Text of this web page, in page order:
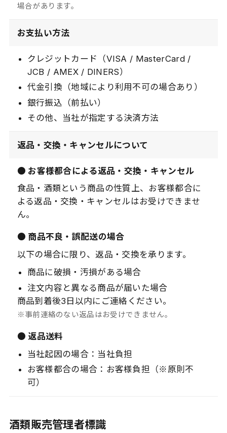
場合があります。
お支払い方法
クレジットカード（VISA / MasterCard /
JCB / AMEX / DINERS）
代金引換（地域により利用不可の場合あり）
銀行振込（前払い）
その他、当社が指定する決済方法
返品・交換・キャンセルについて
● お客様都合による返品・交換・キャンセル
食品・酒類という商品の性質上、お客様都合に
よる返品・交換・キャンセルはお受けできませ
ん。
● 商品不良・誤配送の場合
以下の場合に限り、返品・交換を承ります。
商品に破損・汚損がある場合
注文内容と異なる商品が届いた場合
商品到着後3日以内にご連絡ください。
※事前連絡のない返品はお受けできません。
● 返品送料
当社起因の場合：当社負担
お客様都合の場合：お客様負担（※原則不
可）
酒類販売管理者標識